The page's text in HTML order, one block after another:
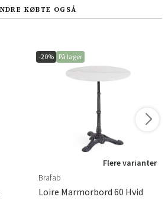
KØBTE OGSÅ
-20% På lager
Flere varianter
Brafab
Loire Marmorbord 60 Hvid